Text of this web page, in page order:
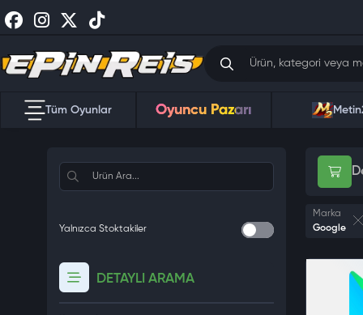
Tüm Oyunlar Oyuncu Pazarı
Yalnızca Stoktakiler
DETAYLI ARAMA
Marka
Google